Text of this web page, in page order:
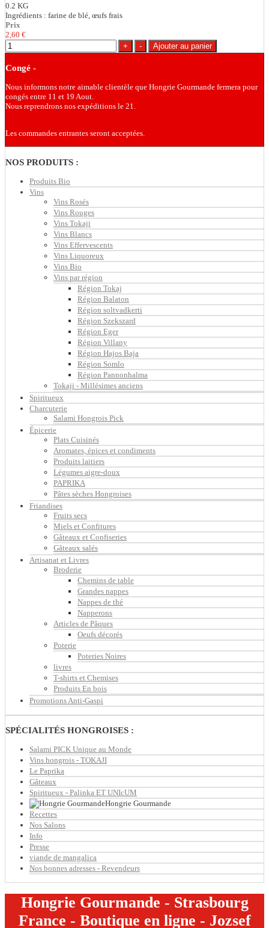
0.2 KG
Ingrédients : farine de blé, œufs frais
Prix
2,60 €
Congé -
Nous informons notre aimable clientèle que Hongrie Gourmande fermera pour
congés entre 11 et 19 Aout.
Nous reprendrons nos expéditions le 21.
Les commandes entrantes seront acceptées.
NOS PRODUITS :
Produits Bio
Vins
Vins Rosés
Vins Rouges
Vins Tokaji
Vins Blancs
Vins Effervescents
Vins Liquoreux
Vins Bio
Vins par région
Région Tokaj
Région Balaton
Région soltvadkerti
Région Szekszard
Région Eger
Région Villany
Région Hajos Baja
Région Somlo
Région Pannonhalma
Tokaji - Millésimes anciens
Spiritueux
Charcuterie
Salami Hongrois Pick
Épicerie
Plats Cuisinés
Aromates, épices et condiments
Produits laitiers
Légumes aigre-doux
PAPRIKA
Pâtes sèches Hongroises
Friandises
Fruits secs
Miels et Confitures
Gâteaux et Confiseries
Gâteaux salés
Artisanat et Livres
Broderie
Chemins de table
Grandes nappes
Nappes de thé
Napperons
Articles de Pâques
Oeufs décorés
Poterie
Poteries Noires
livres
T-shirts et Chemises
Produits En bois
Promotions Anti-Gaspi
SPÉCIALITÉS HONGROISES :
Salami PICK Unique au Monde
Vins hongrois - TOKAJI
Le Paprika
Gâteaux
Spiritueux - Palinka ET UNIcUM
Hongrie Gourmande
Recettes
Nos Salons
Info
Presse
viande de mangalica
Nos bonnes adresses - Revendeurs
Hongrie Gourmande - Strasbourg
France - Boutique en ligne - Jozsef